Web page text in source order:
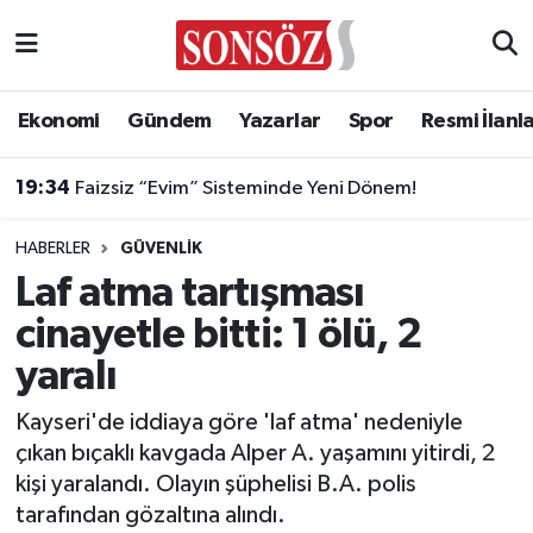
Ekonomi Gündem Yazarlar Spor Resmi
19:34 Faizsiz “Evim” Sisteminde Yeni Dönem!
HABERLER GÜVENLIK
Laf atma tartışması
cinayetle bitti: 1 ölü, 2
yaralı
Kayseri'de iddiaya göre 'laf atma' nedeniyle
çıkan bıçaklı kavgada Alper A. yaşamını yitirdi, 2
kişi yaralandı. Olayın şüphelisi B.A. polis
tarafından gözaltına alındı.
Asayiş
Biyografi
Çevre
Diğer
Dünya
Eğitim
Ankara Nöbetçi Eczaneler
Ankara Trafik Yoğunluk Haritası
Süper Lig Puan Durumu ve Fikstür
Tüm Manşetler
Son Dakika Haberleri
Haber Arşivi